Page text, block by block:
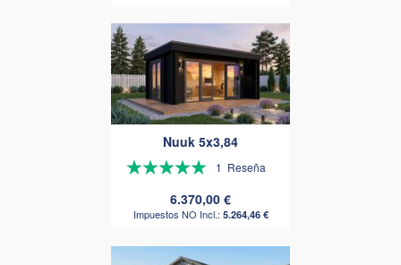
Nuuk 5x3,84
Valoración:
1 Reseña
6.370,00 €
5.264,46 €